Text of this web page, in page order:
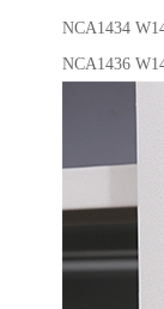
NCA1434
NCA1436